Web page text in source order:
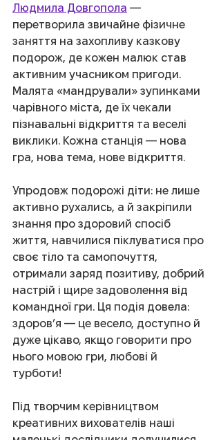
Людмила Довгопола —
перетворила звичайне фізичне
заняття на захопливу казкову
подорож, де кожен малюк став
активним учасником пригоди.
Малята «мандрували» зупинками
чарівного міста, де їх чекали
пізнавальні відкриття та веселі
виклики. Кожна станція — нова
гра, нова тема, нове відкриття.
Упродовж подорожі діти: не лише
активно рухались, а й закріпили
знання про здоровий спосіб
життя, навчилися піклуватися про
своє тіло та самопочуття,
отримали заряд позитиву, добрий
настрій і щире задоволення від
командної гри. Ця подія довела:
здоров’я — це весело, доступно й
дуже цікаво, якщо говорити про
нього мовою гри, любові й
турботи!
Під творчим керівництвом
креативних вихователів наші